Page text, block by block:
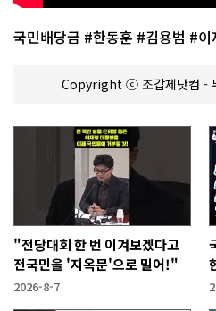
국민배당금 #한동훈 #김용범 #
Copyright ⓒ 조갑제닷컴 -
"전당대회 한 번 이겨보겠다고
전국민을 '지옥문'으로 밀어!"
2026-8-7